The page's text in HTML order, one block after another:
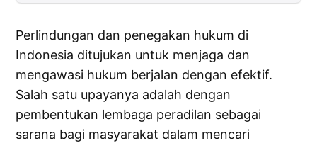
Perlindungan dan penegakan hukum di
Indonesia ditujukan untuk menjaga dan
mengawasi hukum berjalan dengan efektif.
Salah satu upayanya adalah dengan
pembentukan lembaga peradilan sebagai
sarana bagi masyarakat dalam mencari